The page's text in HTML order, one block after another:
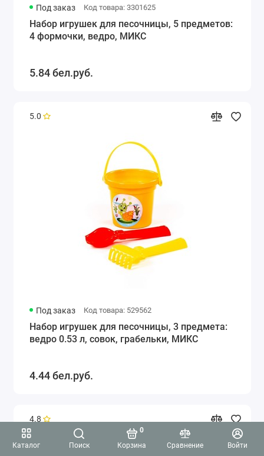
Каталог Поиск Корзина
0
Сравнение
Войти
Под заказ Код товара: 3301625
Набор игрушек для песочницы, 5 предметов:
4 формочки, ведро, МИКС
5.84 бел.руб.
5.0
Под заказ Код товара: 529562
Набор игрушек для песочницы, 3 предмета:
ведро 0.53 л, совок, грабельки, МИКС
4.44 бел.руб.
4.8